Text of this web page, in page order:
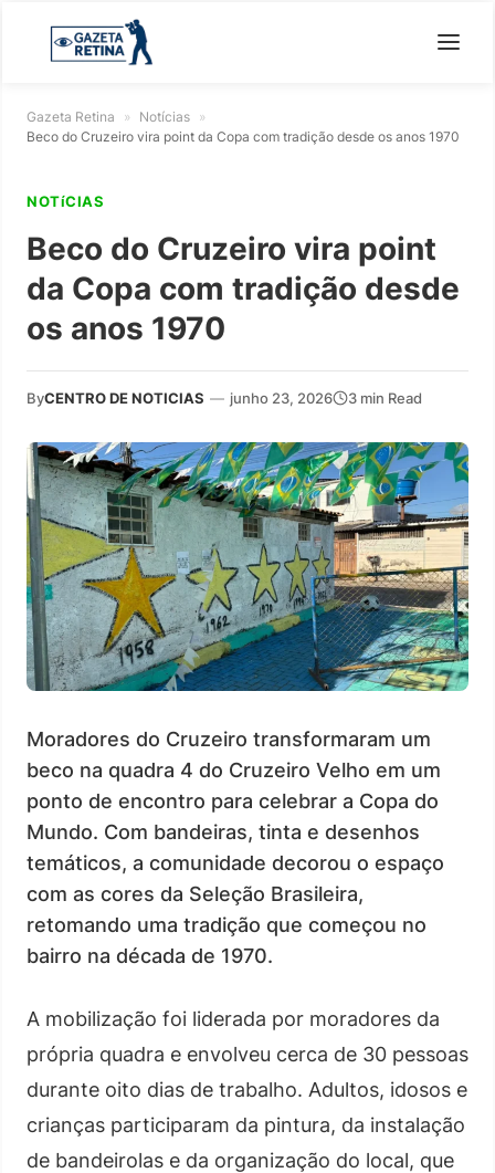
Gazeta Retina » Notícias »
Beco do Cruzeiro vira point da Copa com tradição desde os anos 1970
NOTíCIAS
Beco do Cruzeiro vira point
da Copa com tradição desde
os anos 1970
ByCENTRO DE NOTICIAS — junho 23, 2026 3 min Read
Moradores do Cruzeiro transformaram um
beco na quadra 4 do Cruzeiro Velho em um
ponto de encontro para celebrar a Copa do
Mundo. Com bandeiras, tinta e desenhos
temáticos, a comunidade decorou o espaço
com as cores da Seleção Brasileira,
retomando uma tradição que começou no
bairro na década de 1970.
A mobilização foi liderada por moradores da
própria quadra e envolveu cerca de 30 pessoas
durante oito dias de trabalho. Adultos, idosos e
crianças participaram da pintura, da instalação
de bandeirolas e da organização do local, que